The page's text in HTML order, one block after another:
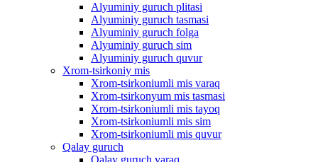
Alyuminiy guruch plitasi
Alyuminiy guruch tasmasi
Alyuminiy guruch folga
Alyuminiy guruch sim
Alyuminiy guruch quvur
Xrom-tsirkoniy mis
Xrom-tsirkoniumli mis varaq
Xrom-tsirkonyum mis tasmasi
Xrom-tsirkoniumli mis tayoq
Xrom-tsirkoniumli mis sim
Xrom-tsirkoniumli mis quvur
Qalay guruch
Qalay guruch varaq